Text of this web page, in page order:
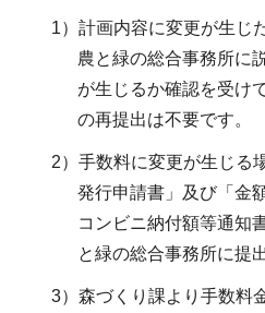
1）計画内容に変更が生じ
農と緑の総合事務所に
が生じるか確認を受け
の再提出は不要です。
2）手数料に変更が生じる
発行申請書」及び「金
コンビニ納付額等通知
と緑の総合事務所に提
3）森づくり課より手数料